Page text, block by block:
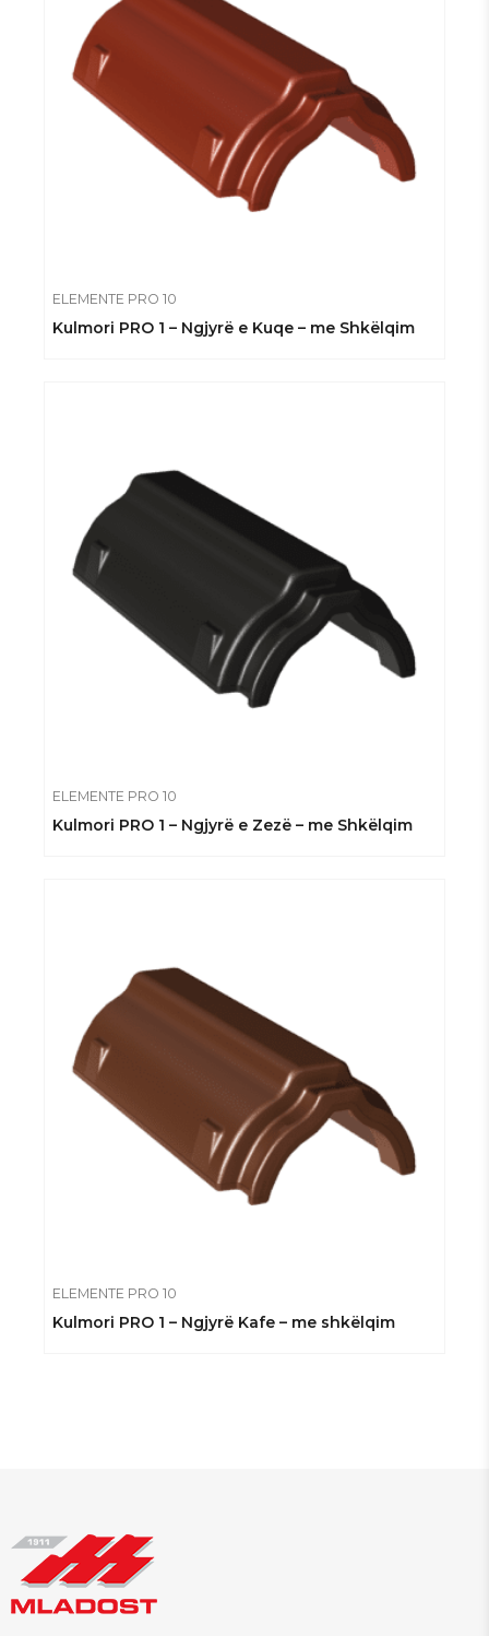
ELEMENTE PRO 10
Kulmori PRO 1 – Ngjyrë e Kuqe – me Shkëlqim
ELEMENTE PRO 10
Kulmori PRO 1 – Ngjyrë e Zezë – me Shkëlqim
ELEMENTE PRO 10
Kulmori PRO 1 – Ngjyrë Kafe – me shkëlqim